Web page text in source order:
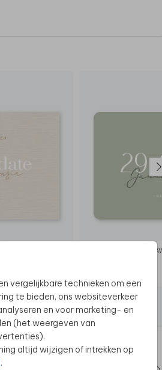
vergelijkbare technieken om een
te bieden, ons websiteverkeer
en voor marketing- en
(het weergeven van
altijd wijzigen of intrekken op
.
uit van